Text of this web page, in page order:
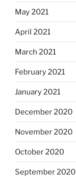
May 2021
April 2021
March 2021
February 2021
January 2021
December 2020
November 2020
October 2020
September 2020